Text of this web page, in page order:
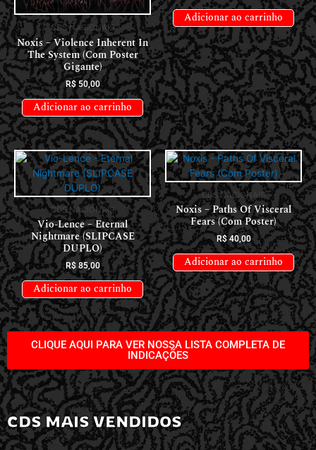
CDS NACIONAIS
Noxis – Violence Inherent In
The System (Com Poster
Gigante)
R$50,00
Adicionar ao carrinho
Adicionar ao carrinho
CDS NACIONAIS
Vio-Lence – Eternal
Nightmare (SLIPCASE
DUPLO)
R$85,00
Adicionar ao carrinho
CDS NACIONAIS
Noxis – Paths Of Visceral
Fears (Com Poster)
R$40,00
Adicionar ao carrinho
CLIQUE AQUI PARA VER NOSSA LISTA COMPLETA DE
INDICAÇÕES
CDS MAIS VENDIDOS